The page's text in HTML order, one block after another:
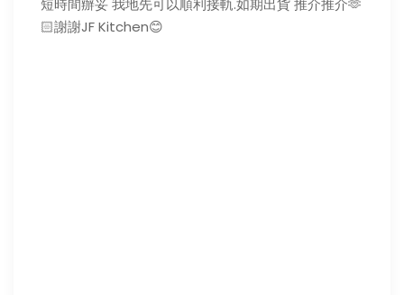
短時間辦妥 我地先可以順利接軌.如期出貨 推介推介🫶
🏻謝謝JF Kitchen😊